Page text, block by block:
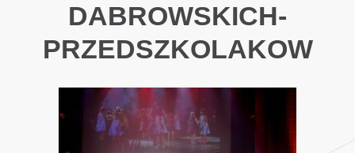
DABROWSKICH-
PRZEDSZKOLAKOW